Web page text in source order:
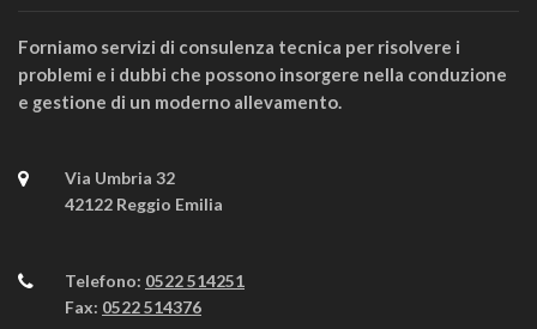
Forniamo servizi di consulenza tecnica per risolvere i
problemi e i dubbi che possono insorgere nella conduzione
e gestione di un moderno allevamento.
Via Umbria 32
42122 Reggio Emilia
Telefono: 0522 514251
Fax: 0522 514376